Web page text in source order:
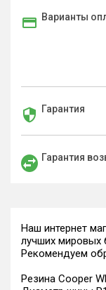
Варианты
Гарантия
Гарантия
Наш интернет
лучших мировых
Рекомендуем
Резина Cooper